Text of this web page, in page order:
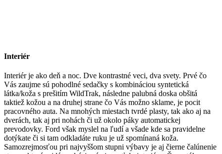
Interiér
Interiér je ako deň a noc. Dve kontrastné veci, dva svety. Prvé čo
Vás zaujme sú pohodlné sedačky s kombináciou syntetická
látka/koža s prešitím WildTrak, následne palubná doska obšitá
taktiež kožou a na druhej strane čo Vás možno sklame, je pocit
pracovného auta. Na mnohých miestach tvrdé plasty, tak ako aj na
dverách, tak aj pri nohách či už okolo páky automatickej
prevodovky. Ford však myslel na ľudí a všade kde sa pravidelne
dotýkate či si tam odkladáte ruku je už spomínaná koža.
Samozrejmosťou pri najvyššom stupni výbavy je aj čierne čalúnenie